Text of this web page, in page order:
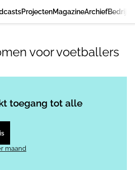
ProjectenMagazineArchief
voor voetballers
toegang tot alle
maand